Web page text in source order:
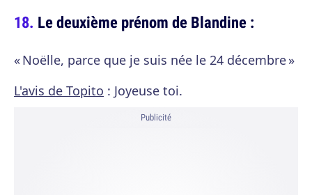
Le deuxième prénom de Blandine :
« Noëlle, parce que je suis née le 24 décembre »
L'avis de Topito : Joyeuse toi.
Publicité